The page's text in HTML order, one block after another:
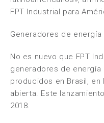
FPT Industrial para
Generadores de
No es nuevo que FPT
generadores de energía
producidos en Brasil,
abierta. Este
2018.